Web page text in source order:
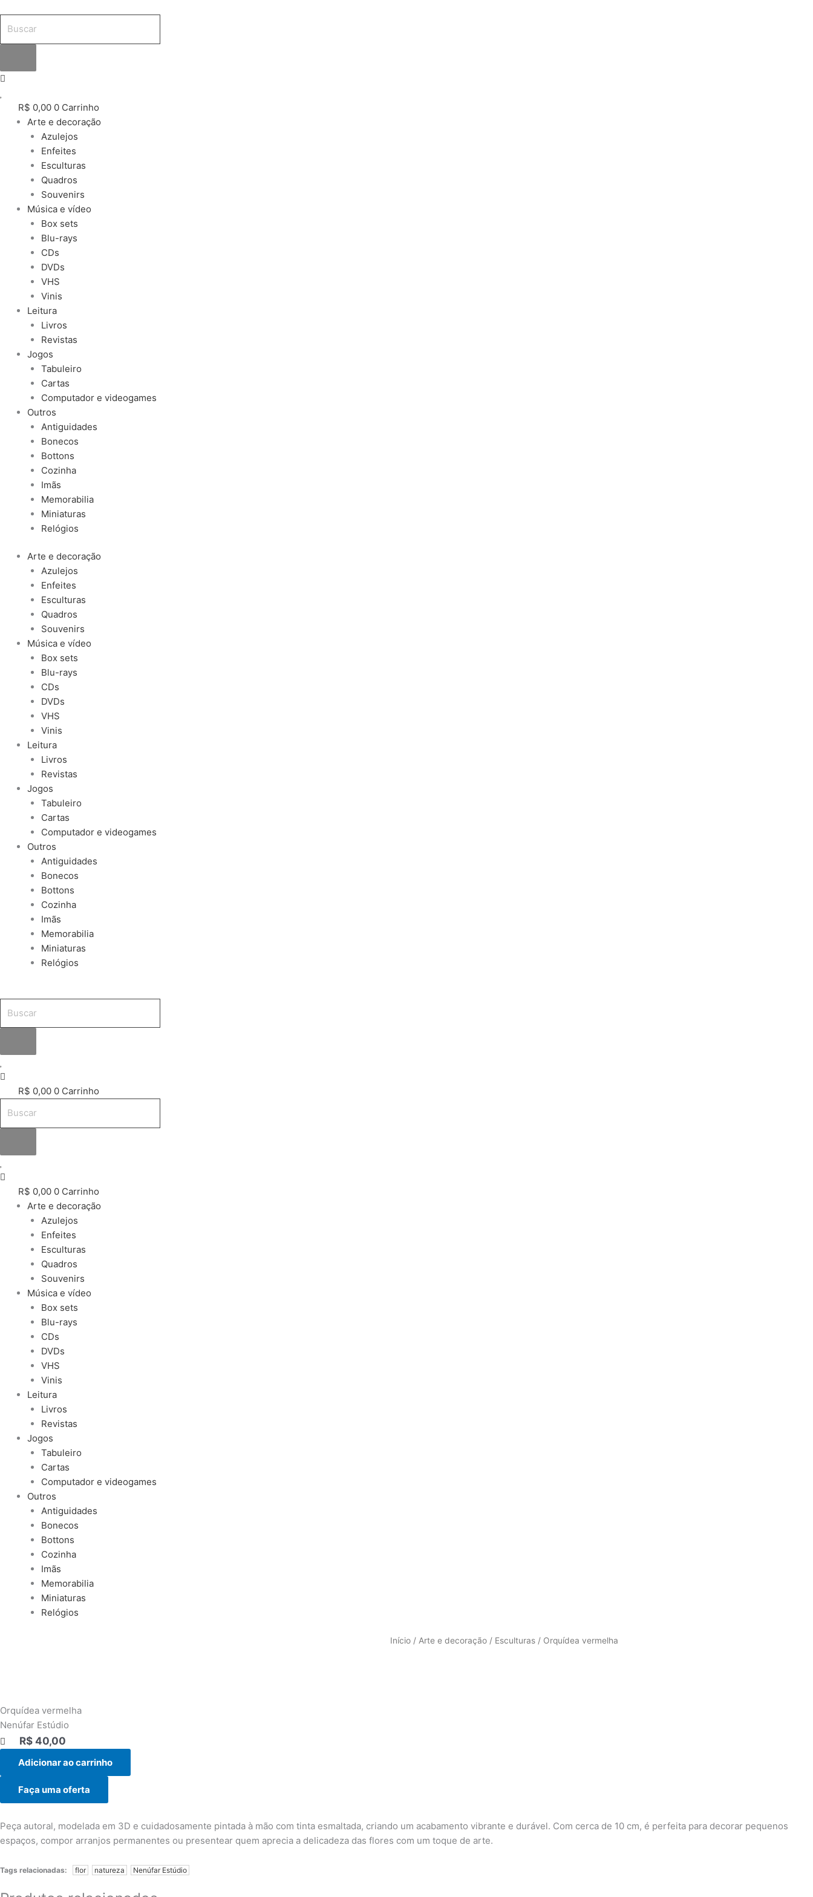
R$ 0,00 0 Carrinho
Arte e decoração
Azulejos
Enfeites
Esculturas
Quadros
Souvenirs
Música e vídeo
Box sets
Blu-rays
CDs
DVDs
VHS
Vinis
Leitura
Livros
Revistas
Jogos
Tabuleiro
Cartas
Computador e videogames
Outros
Antiguidades
Bonecos
Bottons
Cozinha
Imãs
Memorabilia
Miniaturas
Relógios
Arte e decoração
Azulejos
Enfeites
Esculturas
Quadros
Souvenirs
Música e vídeo
Box sets
Blu-rays
CDs
DVDs
VHS
Vinis
Leitura
Livros
Revistas
Jogos
Tabuleiro
Cartas
Computador e videogames
Outros
Antiguidades
Bonecos
Bottons
Cozinha
Imãs
Memorabilia
Miniaturas
Relógios
R$ 0,00 0 Carrinho
R$ 0,00 0 Carrinho
Arte e decoração
Azulejos
Enfeites
Esculturas
Quadros
Souvenirs
Música e vídeo
Box sets
Blu-rays
CDs
DVDs
VHS
Vinis
Leitura
Livros
Revistas
Jogos
Tabuleiro
Cartas
Computador e videogames
Outros
Antiguidades
Bonecos
Bottons
Cozinha
Imãs
Memorabilia
Miniaturas
Relógios
Início / Arte e decoração / Esculturas / Orquídea vermelha
Orquídea vermelha
Nenúfar Estúdio
R$ 40,00
Adicionar ao carrinho
Faça uma oferta
Peça autoral, modelada em 3D e cuidadosamente pintada à mão com tinta esmaltada, criando um acabamento vibrante e durável. Com cerca de 10 cm, é perfeita para decorar pequenos
espaços, compor arranjos permanentes ou presentear quem aprecia a delicadeza das flores com um toque de arte.
Tags relacionadas: flor natureza Nenúfar Estúdio